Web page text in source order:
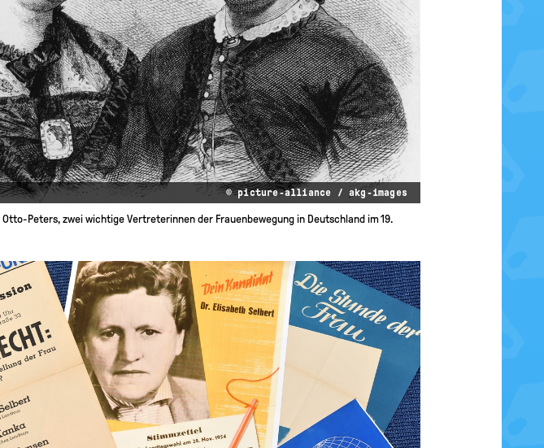
© picture-alliance / akg-images
Peters, zwei wichtige Vertreterinnen der Frauenbewegung in Deutschland im 19.